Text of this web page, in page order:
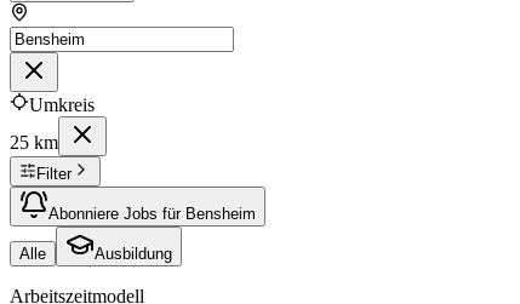
Umkreis
25 km
Filter
Abonniere Jobs für Bensheim
Alle Ausbildung
Arbeitszeitmodell